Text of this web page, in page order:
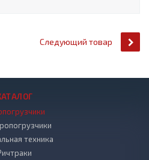
Следующий товар
техника